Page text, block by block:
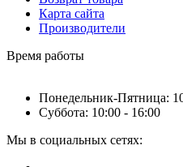
Карта сайта
Производители
Время работы
Понедельник-Пятница:
Суббота: 10:00 - 16:00
Мы в социальных сетях: